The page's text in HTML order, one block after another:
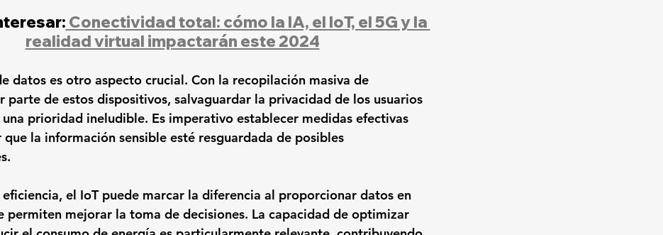
Conectividad total: cómo la IA, el IoT, el 5G y la
realidad virtual impactarán este 2024
datos es otro aspecto crucial. Con la recopilación masiva de
parte de estos dispositivos, salvaguardar la privacidad de los usuarios
prioridad ineludible. Es imperativo establecer medidas efectivas
la información sensible esté resguardada de posibles
el IoT puede marcar la diferencia al proporcionar datos en
permiten mejorar la toma de decisiones. La capacidad de optimizar